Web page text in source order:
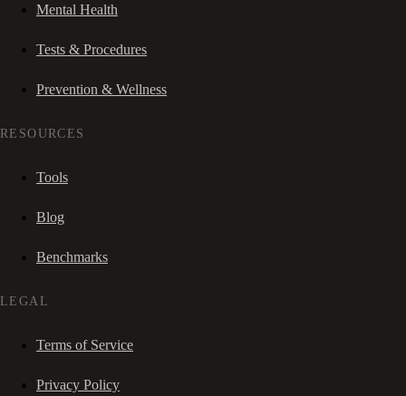
Mental Health
Tests & Procedures
Prevention & Wellness
RESOURCES
Tools
Blog
Benchmarks
LEGAL
Terms of Service
Privacy Policy